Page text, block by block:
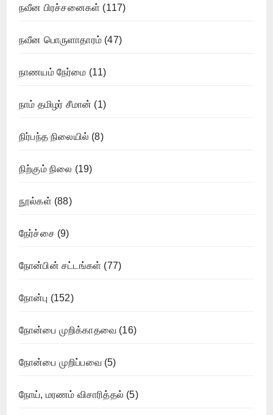
நவீன பிரச்சனைகள் (117)
நவீன பொருளாதாரம் (47)
நாணயம் நேர்மை (11)
நாம் தமிழர் சீமான் (1)
நிர்பந்த நிலையில் (8)
நிற்கும் நிலை (19)
நூல்கள் (88)
நேர்ச்சை (9)
நோன்பின் சட்டங்கள் (77)
நோன்பு (152)
நோன்பை முறிக்காதவை (16)
நோன்பை முறிப்பவை(5)
நோய், மரணம் விசாரித்தல் (5)